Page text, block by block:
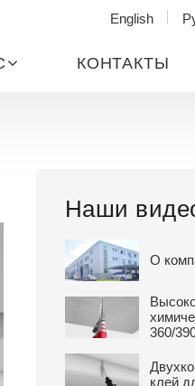
English
КОНТАКТЫ
Наши
О
360/
клей